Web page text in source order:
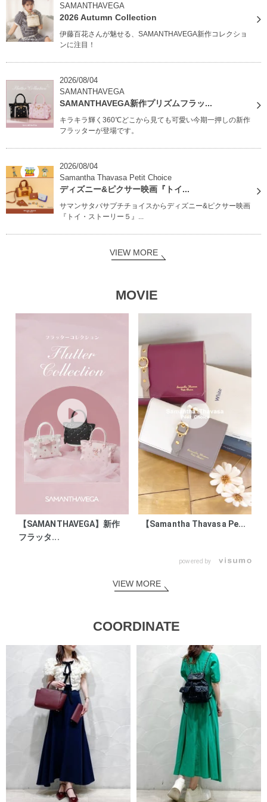
SAMANTHAVEGA
2026 Autumn Collection
伊藤百花さんが魅せる、SAMANTHAVEGA新作コレクショ
ンに注目！
2026/08/04
SAMANTHAVEGA
SAMANTHAVEGA新作プリズムフラッ...
キラキラ輝く360℃どこから見ても可愛い今期一押しの新作
フラッターが登場です。
2026/08/04
Samantha Thavasa Petit Choice
ディズニー&ピクサー映画『トイ...
サマンサタバサプチチョイスからディズニー&ピクサー映画
『トイ・ストーリー５』...
VIEW MORE
MOVIE
【SAMANTHAVEGA】新作
フラッタ...
【Samantha Thavasa Pe...
powered by
VIEW MORE
COORDINATE